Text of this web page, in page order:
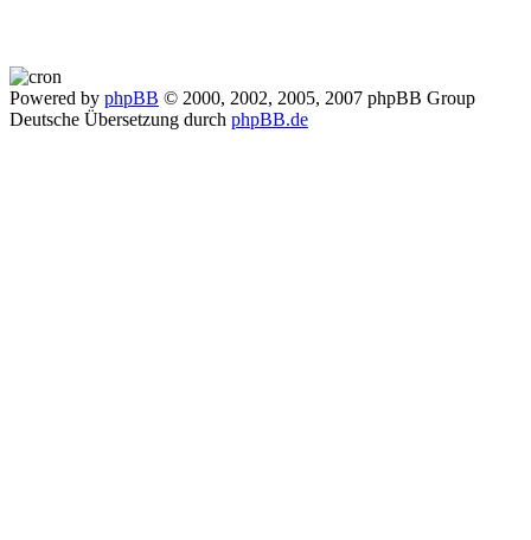
Powered by phpBB © 2000, 2002, 2005, 2007 phpBB Group
Deutsche Übersetzung durch phpBB.de